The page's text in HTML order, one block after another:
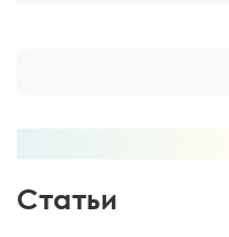
Статьи